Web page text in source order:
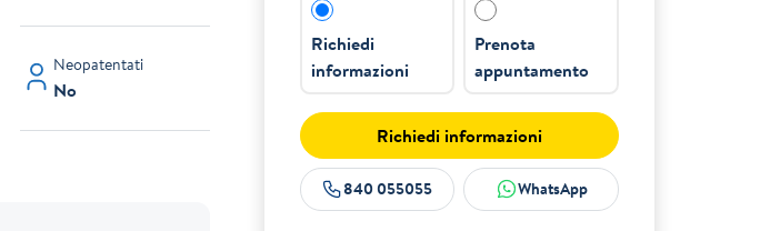
Richiedi
informazioni
Prenota
appuntamento
Richiedi informazioni
840 055055 WhatsApp
Neopatentati
No